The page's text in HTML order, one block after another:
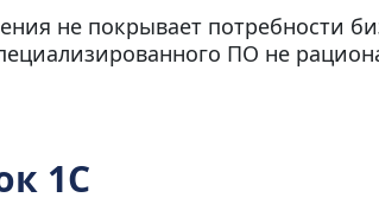
не покрывает потребности
ПО не
1С